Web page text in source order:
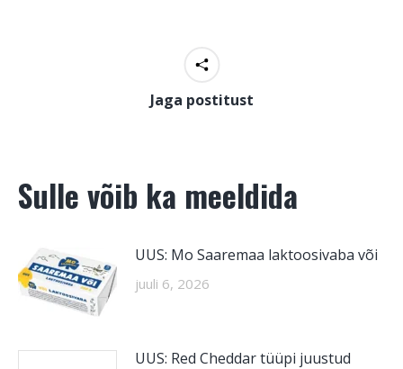
Jaga postitust
Sulle võib ka meeldida
UUS: Mo Saaremaa laktoosivaba või
juuli 6, 2026
UUS: Red Cheddar tüüpi juustud